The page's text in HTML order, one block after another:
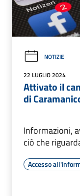
NOTIZIE
22 LUGLIO 2024
Attivato il
di
Informazioni,
ciò che
Accesso